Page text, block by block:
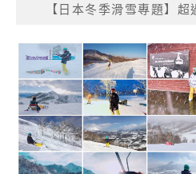
【日本冬季滑雪專題】